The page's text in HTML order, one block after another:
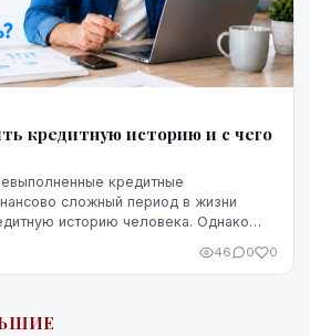
кредитную историю и с чего
кредитные
сложный период в жизни
историю человека. Однако
Кредитную историю можно
46 0 0